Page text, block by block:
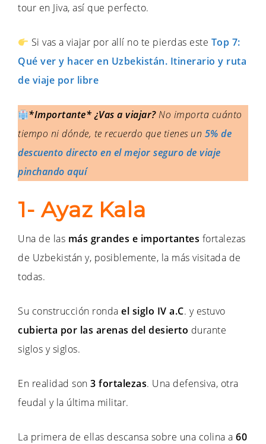
tour en Jiva, así que perfecto.
Si vas a viajar por allí no te pierdas este Top 7:
Qué ver y hacer en Uzbekistán. Itinerario y ruta
de viaje por libre
*Importante* ¿Vas a viajar?No importa cuánto
tiempo ni dónde, te recuerdo que tienes un 5% de
descuento directo en el mejor seguro de viaje
pinchando aquí
1- Ayaz Kala
Una de las más grandes e importantes fortalezas
de Uzbekistán y, posiblemente, la más visitada de
todas.
Su construcción ronda el siglo IV a.C. y estuvo
cubierta por las arenas del desierto durante
siglos y siglos.
En realidad son 3 fortalezas. Una defensiva, otra
feudal y la última militar.
La primera de ellas descansa sobre una colina a 60